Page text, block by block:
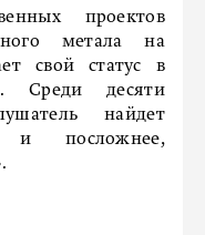
проектов
метала на
свой статус в
Среди десяти
найдет
посложнее,